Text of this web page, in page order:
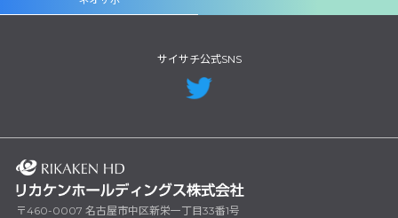
サイサチ公式SNS
〒460-0007 名古屋市中区新栄一丁目33番1号